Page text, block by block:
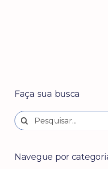
Faça sua busca
Buscar
resultados
Navegue por